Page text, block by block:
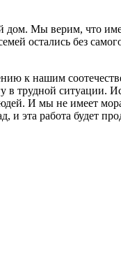
Мы верим, что
остались без
к нашим
трудной ситуации.
И мы не имеет
работа будет